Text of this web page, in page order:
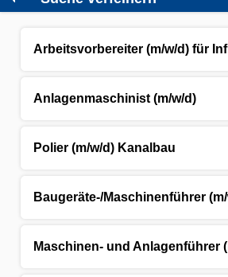
Anlagenmaschinist (m/w/d)
Polier (m/w/d) Kanalbau
Baugeräte-/Maschinenführer